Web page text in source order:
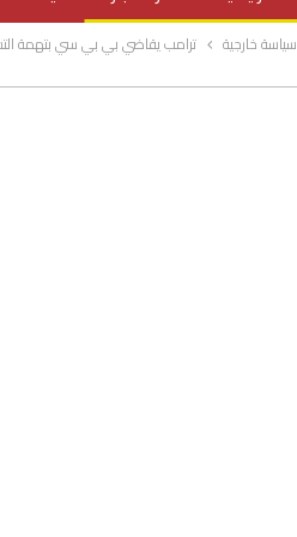
صحة وتغذية
المرأة والحياة سياسة خارجية ترامب يقاضي بي بي سي بتهمة